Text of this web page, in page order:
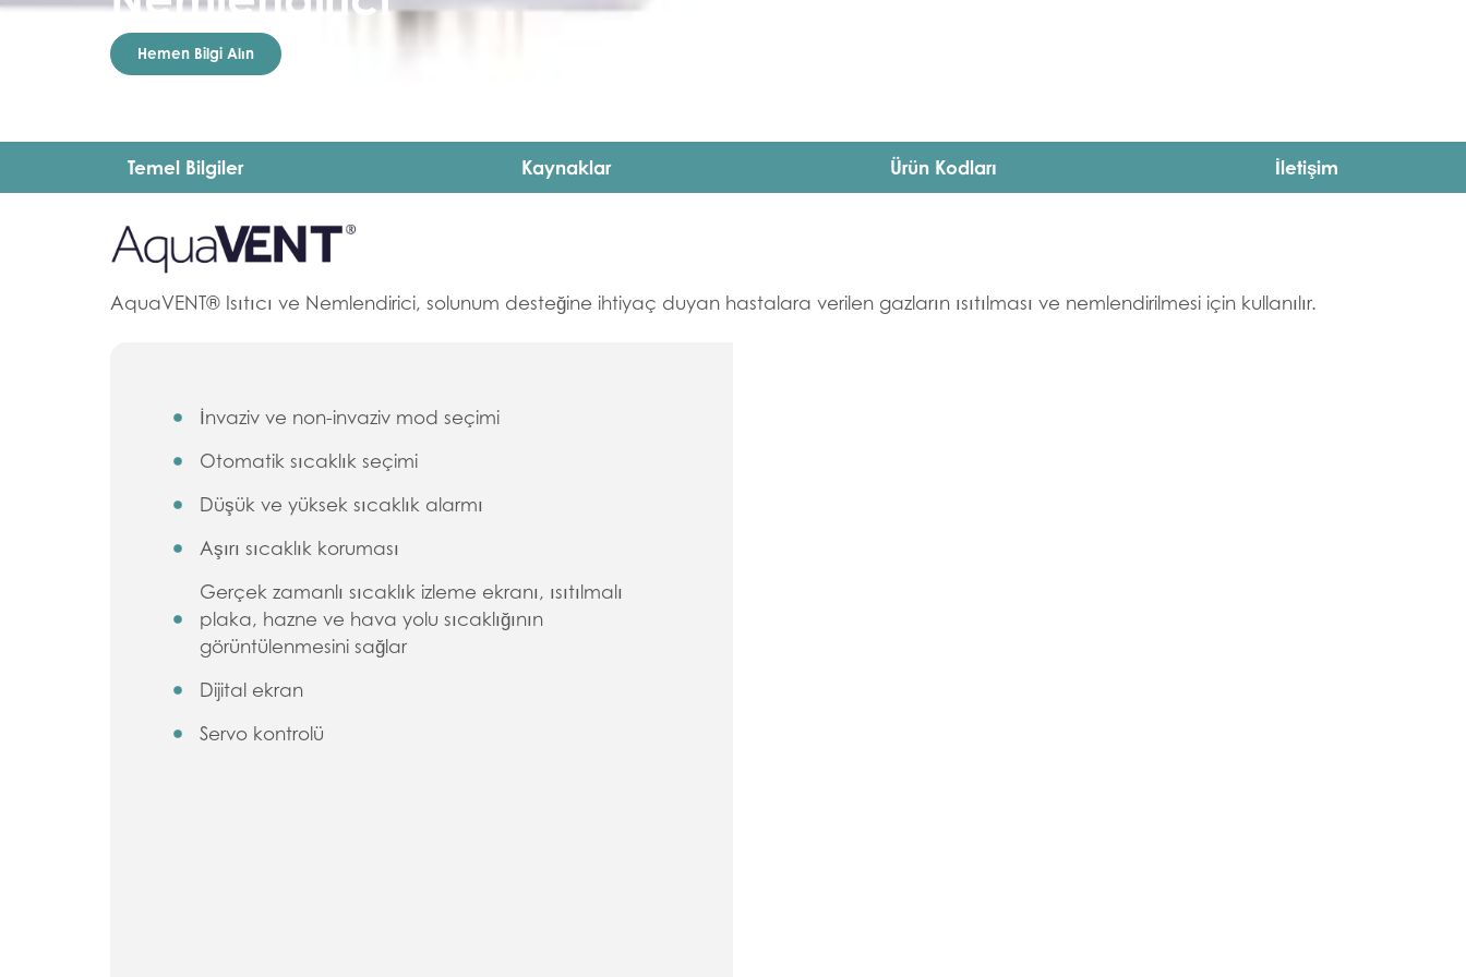
Hemen Bilgi Alın
Temel Bilgiler Kaynaklar Ürün Kodları İletişim
AquaVENT® Isıtıcı ve Nemlendirici, solunum desteğine ihtiyaç duyan hastalara verilen gazların ısıtılması ve nemlendirilmesi için kullanılır.
İnvaziv ve non-invaziv mod seçimi
Otomatik sıcaklık seçimi
Düşük ve yüksek sıcaklık alarmı
Aşırı sıcaklık koruması
Gerçek zamanlı sıcaklık izleme ekranı, ısıtılmalı
plaka, hazne ve hava yolu sıcaklığının
görüntülenmesini sağlar
Dijital ekran
Servo kontrolü